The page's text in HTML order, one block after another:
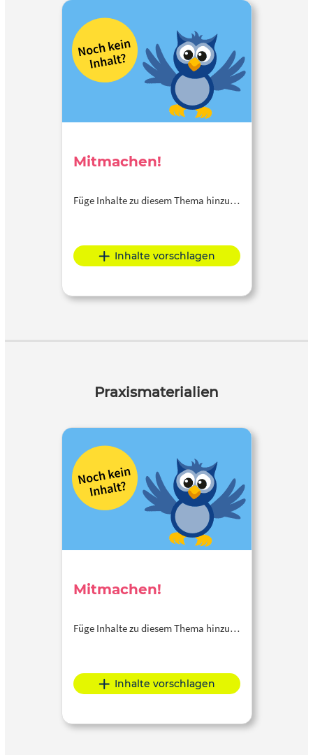
Mitmachen!
Füge Inhalte zu diesem Thema hinzu…
Inhalte vorschlagen
Praxismaterialien
Mitmachen!
Füge Inhalte zu diesem Thema hinzu…
Inhalte vorschlagen